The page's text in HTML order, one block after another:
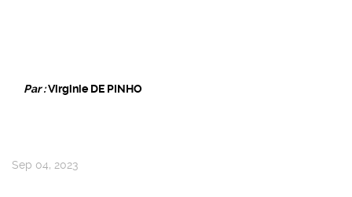
Par :Virginie DE PINHO
Sep 04, 2023